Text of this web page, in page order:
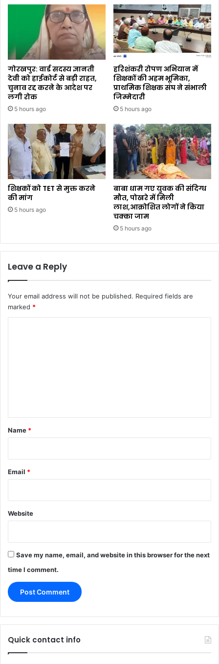
गोरखपुर: वार्ड सदस्य ज्ञानती
देवी को हाईकोर्ट से बड़ी राहत,
चुनाव रद्द करने के आदेश पर
लगी रोक
5 hours ago
हरिशंकरी रोपण अभियान में
शिक्षकों की अहम भूमिका,
प्राथमिक शिक्षक संघ ने संभाली
जिम्मेदारी
5 hours ago
शिक्षकों को TET से मुक्त करने
की मांग
5 hours ago
बाबा धाम गए युवक की संदिग्ध
मौत, पोखरे में मिली
लाश,आक्रोशित लोगों ने किया
चक्का जाम
5 hours ago
Leave a Reply
Your email address will not be published. Required fields are
marked *
*
Name *
Email *
Website
Save my name, email, and website in this browser for the next
time I comment.
Quick contact info